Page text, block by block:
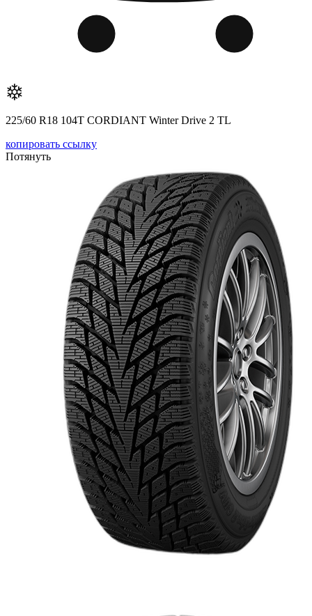
225/60 R18 104T CORDIANT Winter Drive 2 TL
копировать ссылку
Потянуть